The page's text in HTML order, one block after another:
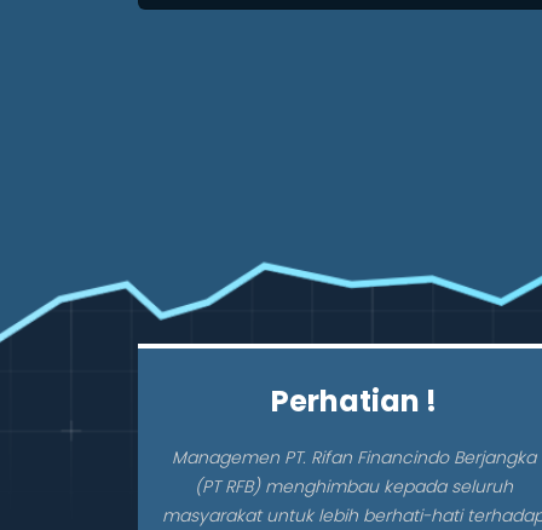
Perhatian !
Managemen PT. Rifan Financindo Berjangka
(PT RFB) menghimbau kepada seluruh
masyarakat untuk lebih berhati-hati